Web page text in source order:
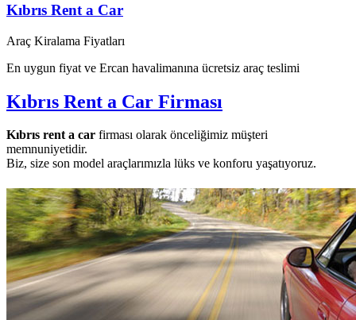
Kıbrıs Rent a Car
Araç Kiralama Fiyatları
En uygun fiyat ve Ercan havalimanına ücretsiz araç teslimi
Kıbrıs Rent a Car Firması
Kıbrıs rent a car firması olarak önceliğimiz müşteri
memnuniyetidir.
Biz, size son model araçlarımızla lüks ve konforu yaşatıyoruz.